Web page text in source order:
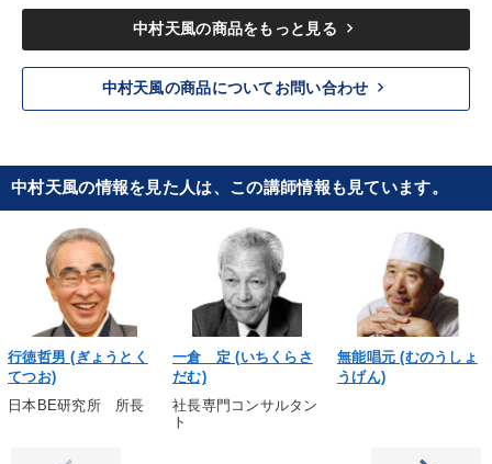
中村天風の商品をもっと見る keyboard_arrow_right
中村天風の商品についてお問い合わせ keyboard_arrow_right
中村天風の情報を見た人は、この講師情報も見ています。
行徳哲男 (ぎょうとく
てつお)
日本BE研究所 所長
一倉 定 (いちくらさ
だむ)
社長専門コンサルタン
ト
無能唱元 (むのうしょ
うげん)